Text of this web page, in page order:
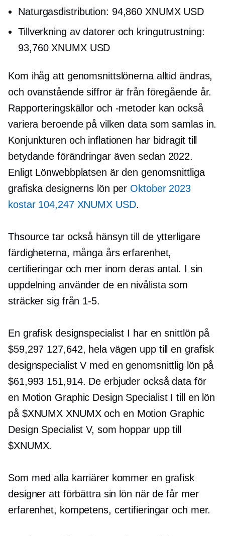
Naturgasdistribution: 94,860 XNUMX USD
Tillverkning av datorer och kringutrustning:
93,760 XNUMX USD
Kom ihåg att genomsnittslönerna alltid ändras,
och ovanstående siffror är från föregående år.
Rapporteringskällor och -metoder kan också
variera beroende på vilken data som samlas in.
Konjunkturen och inflationen har bidragit till
betydande förändringar även sedan 2022.
Enligt Lönwebbplatsen är den genomsnittliga
grafiska designerns lön per Oktober 2023
kostar 104,247 XNUMX USD.
Thsource tar också hänsyn till de ytterligare
färdigheterna, många års erfarenhet,
certifieringar och mer inom deras antal. I sin
uppdelning använder de en nivålista som
sträcker sig från 1-5.
En grafisk designspecialist I har en snittlön på
$59,297 127,642, hela vägen upp till en grafisk
designspecialist V med en genomsnittlig lön på
$61,993 151,914. De erbjuder också data för
en Motion Graphic Design Specialist I till en lön
på $XNUMX XNUMX och en Motion Graphic
Design Specialist V, som hoppar upp till
$XNUMX.
Som med alla karriärer kommer en grafisk
designer att förbättra sin lön när de får mer
erfarenhet, kompetens, certifieringar och mer.